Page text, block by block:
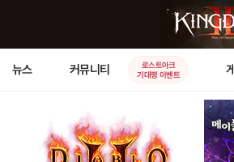
뉴스 커뮤니티
로스트아크
기대평 이벤트